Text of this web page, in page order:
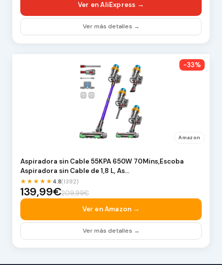
Ver en AliExpress →
Ver más detalles →
-33%
Amazon
Aspiradora sin Cable 55KPA 650W 70Mins,Escoba
Aspiradora sin Cable de 1,8 L, As…
★★★★★ 4.8(1392)
139,99€209,99€
Ver en Amazon →
Ver más detalles →